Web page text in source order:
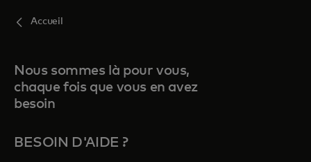
Accueil
Nous sommes là pour vous,
chaque fois que vous en avez
besoin
BESOIN D'AIDE ?